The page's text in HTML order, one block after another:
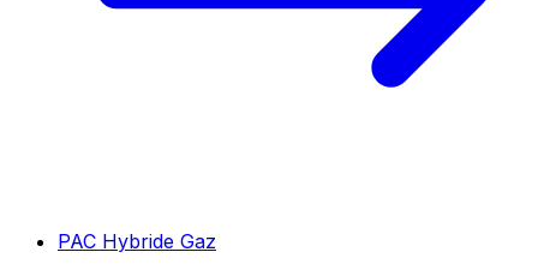
PAC Hybride Gaz